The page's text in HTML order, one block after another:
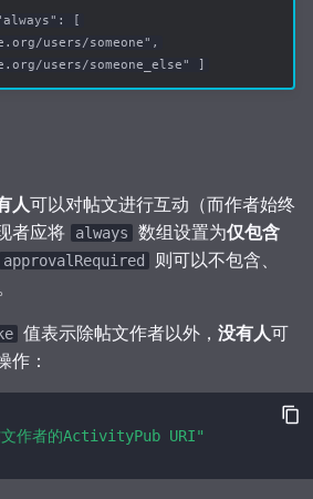
[
users/someone",
users/someone_else" ]
人可以对帖文进行互动（而作者始终
者应将
always 数组设置为仅包含
approvalRequired
则可以不包含、
值表示除帖文作者以外， 没有人可
作：
作者的ActivityPub URI"